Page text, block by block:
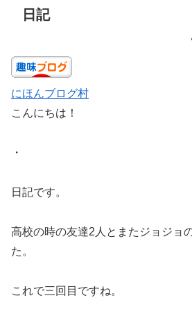
日記
にほんブログ村
こんにちは！
・
日記です。
高校の時の友達2人とまたジョジョ
た。
これで三回目ですね。